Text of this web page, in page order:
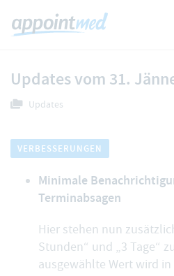
Updates vom 31.
Updates
VERBESSERUNGEN
Minimale
Terminabsagen
Hier stehen nun
Stunden“ und „3 Tage“
ausgewählte Wert wird